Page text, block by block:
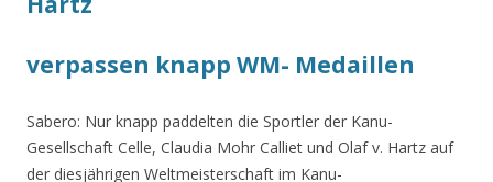
verpassen knapp WM- Medaillen
Sabero: Nur knapp paddelten die Sportler der Kanu-
Gesellschaft Celle, Claudia Mohr Calliet und Olaf v. Hartz auf
der diesjährigen Weltmeisterschaft im Kanu-